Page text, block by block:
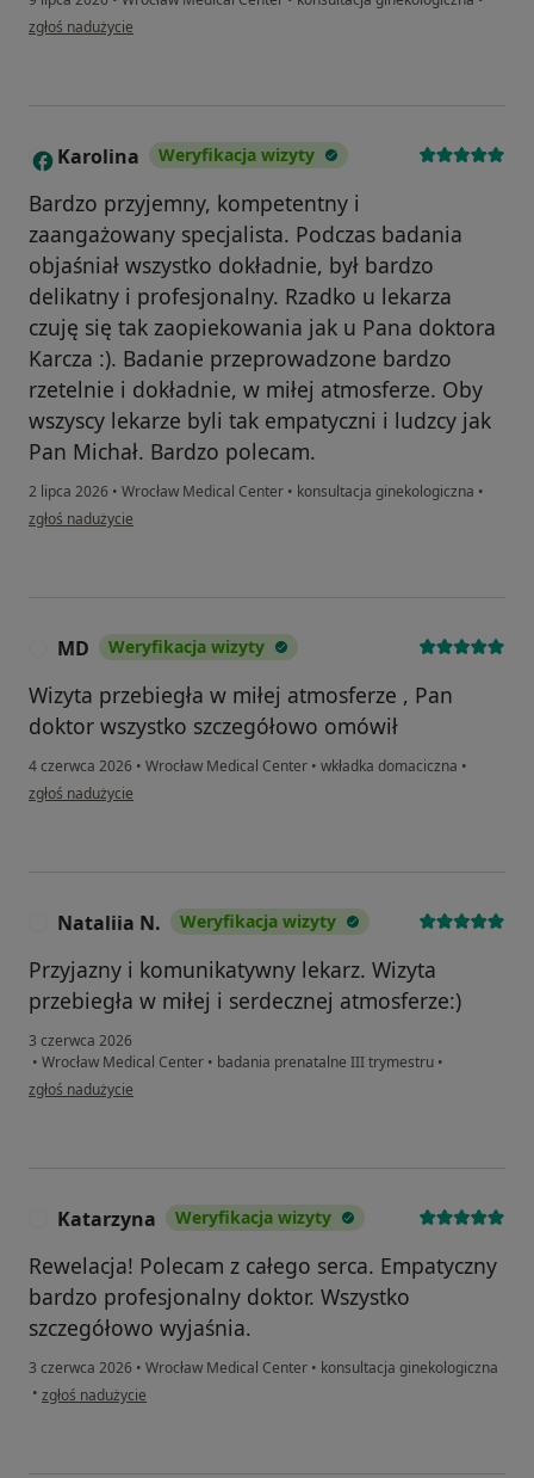
w opinii użytkownika Iza
zgłoś nadużycie
K Karolina Weryfikacja wizyty
Bardzo przyjemny, kompetentny i
zaangażowany specjalista. Podczas badania
objaśniał wszystko dokładnie, był bardzo
delikatny i profesjonalny. Rzadko u lekarza
czuję się tak zaopiekowania jak u Pana doktora
Karcza :). Badanie przeprowadzone bardzo
rzetelnie i dokładnie, w miłej atmosferze. Oby
wszyscy lekarze byli tak empatyczni i ludzcy jak
Pan Michał. Bardzo polecam.
2 lipca 2026 • Wrocław Medical Center • konsultacja ginekologiczna •
w opinii użytkownika Karolina
zgłoś nadużycie
MD Weryfikacja wizyty
Wizyta przebiegła w miłej atmosferze , Pan
doktor wszystko szczegółowo omówił
4 czerwca 2026 • Wrocław Medical Center • wkładka domaciczna •
w opinii użytkownika MD
zgłoś nadużycie
Nataliia N. Weryfikacja wizyty
Przyjazny i komunikatywny lekarz. Wizyta
przebiegła w miłej i serdecznej atmosferze:)
3 czerwca 2026
• Wrocław Medical Center • badania prenatalne III trymestru •
w opinii użytkownika Nataliia N.
zgłoś nadużycie
Katarzyna Weryfikacja wizyty
Rewelacja! Polecam z całego serca. Empatyczny
bardzo profesjonalny doktor. Wszystko
szczegółowo wyjaśnia.
3 czerwca 2026 • Wrocław Medical Center • konsultacja ginekologiczna
• w opinii użytkownika Katarzyna
zgłoś nadużycie